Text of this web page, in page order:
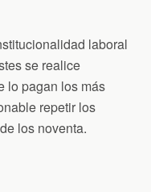
laboral
se realice
lo pagan los más
repetir los
los noventa.